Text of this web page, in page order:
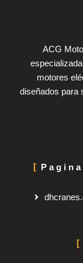
ACG
motores
diseñados para